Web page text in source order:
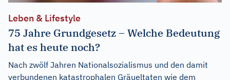
Leben & Lifestyle
75 Jahre Grundgesetz – Welche Bedeutung
hat es heute noch?
Nach zwölf Jahren Nationalsozialismus und den damit
verbundenen katastrophalen Gräueltaten wie dem